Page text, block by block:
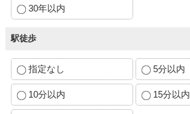
30年以内
駅徒歩
指定なし 5分以内
10分以内 15分以内